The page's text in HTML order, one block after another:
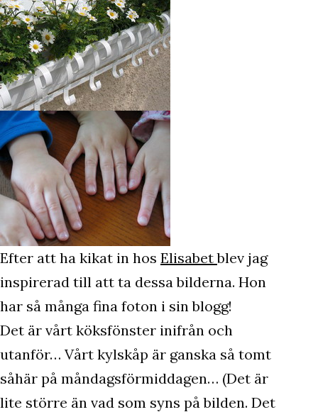
Efter att ha kikat in hos Elisabetblev jag
inspirerad till att ta dessa bilderna. Hon
har så många fina foton i sin blogg!
Det är vårt köksfönster inifrån och
utanför… Vårt kylskåp är ganska så tomt
såhär på måndagsförmiddagen… (Det är
lite större än vad som syns på bilden. Det